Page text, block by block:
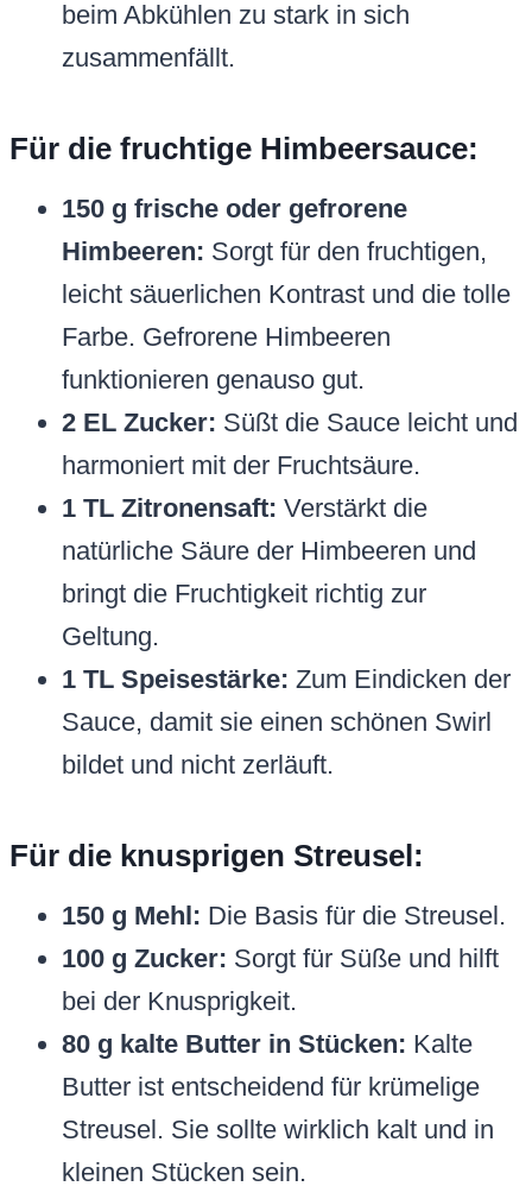
beim Abkühlen zu stark in sich
zusammenfällt.
Für die fruchtige Himbeersauce:
150 g frische oder gefrorene
Himbeeren: Sorgt für den fruchtigen,
leicht säuerlichen Kontrast und die tolle
Farbe. Gefrorene Himbeeren
funktionieren genauso gut.
2 EL Zucker: Süßt die Sauce leicht und
harmoniert mit der Fruchtsäure.
1 TL Zitronensaft: Verstärkt die
natürliche Säure der Himbeeren und
bringt die Fruchtigkeit richtig zur
Geltung.
1 TL Speisestärke: Zum Eindicken der
Sauce, damit sie einen schönen Swirl
bildet und nicht zerläuft.
Für die knusprigen Streusel:
150 g Mehl: Die Basis für die Streusel.
100 g Zucker: Sorgt für Süße und hilft
bei der Knusprigkeit.
80 g kalte Butter in Stücken: Kalte
Butter ist entscheidend für krümelige
Streusel. Sie sollte wirklich kalt und in
kleinen Stücken sein.